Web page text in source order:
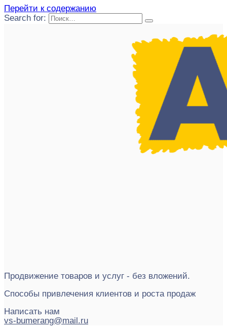
Перейти к содержанию
Search for:
Продвижение товаров и услуг - без вложений.
Способы привлечения клиентов и роста продаж
Написать нам
vs-bumerang@mail.ru